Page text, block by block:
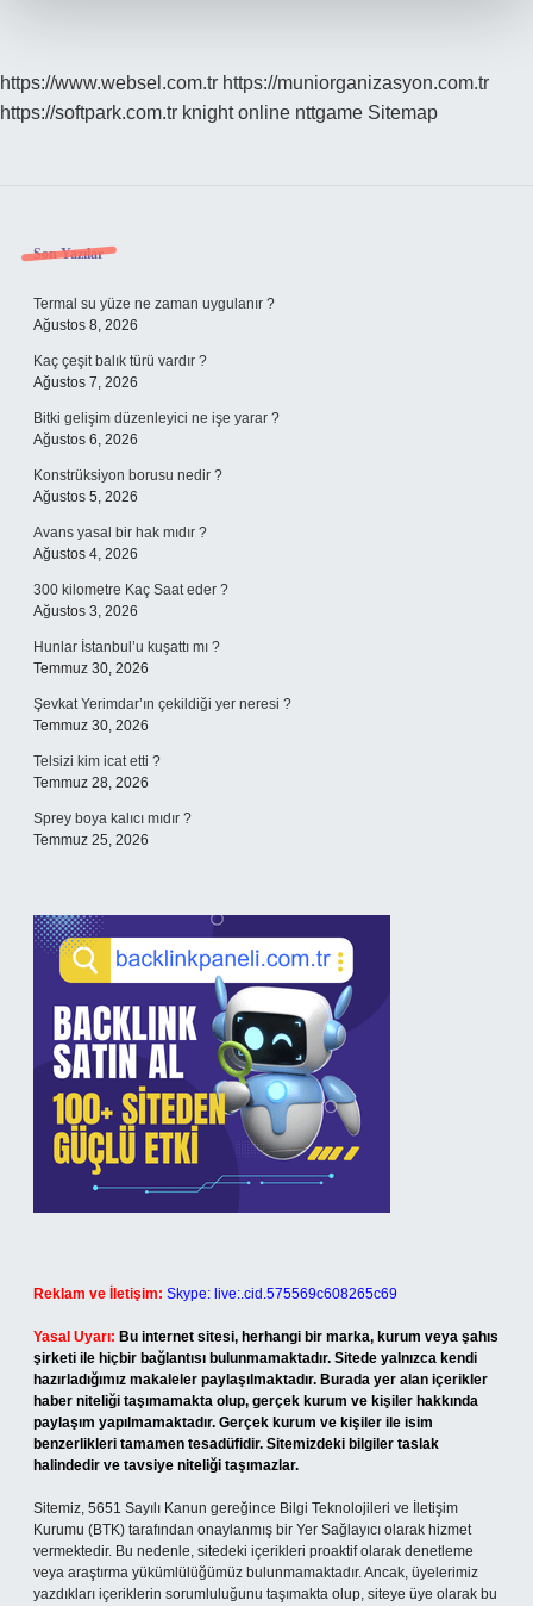
https://www.websel.com.tr https://muniorganizasyon.com.tr
https://softpark.com.tr knight online nttgame Sitemap
Sidebar
Son Yazılar
Termal su yüze ne zaman uygulanır ?
Ağustos 8, 2026
Kaç çeşit balık türü vardır ?
Ağustos 7, 2026
Bitki gelişim düzenleyici ne işe yarar ?
Ağustos 6, 2026
Konstrüksiyon borusu nedir ?
Ağustos 5, 2026
Avans yasal bir hak mıdır ?
Ağustos 4, 2026
300 kilometre Kaç Saat eder ?
Ağustos 3, 2026
Hunlar İstanbul’u kuşattı mı ?
Temmuz 30, 2026
Şevkat Yerimdar’ın çekildiği yer neresi ?
Temmuz 30, 2026
Telsizi kim icat etti ?
Temmuz 28, 2026
Sprey boya kalıcı mıdır ?
Temmuz 25, 2026
Reklam ve İletişim: Skype: live:.cid.575569c608265c69
Yasal Uyarı: Bu internet sitesi, herhangi bir marka, kurum veya şahıs
şirketi ile hiçbir bağlantısı bulunmamaktadır. Sitede yalnızca kendi
hazırladığımız makaleler paylaşılmaktadır. Burada yer alan içerikler
haber niteliği taşımamakta olup, gerçek kurum ve kişiler hakkında
paylaşım yapılmamaktadır. Gerçek kurum ve kişiler ile isim
benzerlikleri tamamen tesadüfidir. Sitemizdeki bilgiler taslak
halindedir ve tavsiye niteliği taşımazlar.
Sitemiz, 5651 Sayılı Kanun gereğince Bilgi Teknolojileri ve İletişim
Kurumu (BTK) tarafından onaylanmış bir Yer Sağlayıcı olarak hizmet
vermektedir. Bu nedenle, sitedeki içerikleri proaktif olarak denetleme
veya araştırma yükümlülüğümüz bulunmamaktadır. Ancak, üyelerimiz
yazdıkları içeriklerin sorumluluğunu taşımakta olup, siteye üye olarak bu